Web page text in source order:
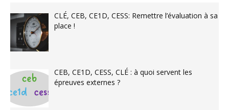
CLÉ, CEB, CE1D, CESS: Remettre l’évaluation à sa
place !
CEB, CE1D, CESS, CLÉ : à quoi servent les
épreuves externes ?